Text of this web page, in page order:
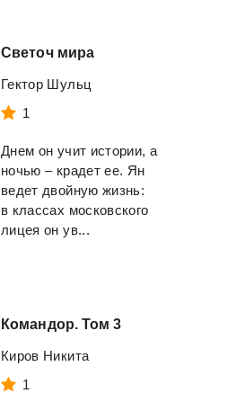
Светоч мира
Гектор Шульц
1
Днем он учит истории, а
ночью – крадет ее. Ян
ведет двойную жизнь:
в классах московского
лицея он ув...
Командор. Том 3
Киров Никита
1